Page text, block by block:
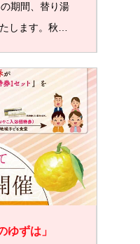
期間、替り湯
します。秋…
ゆずは」